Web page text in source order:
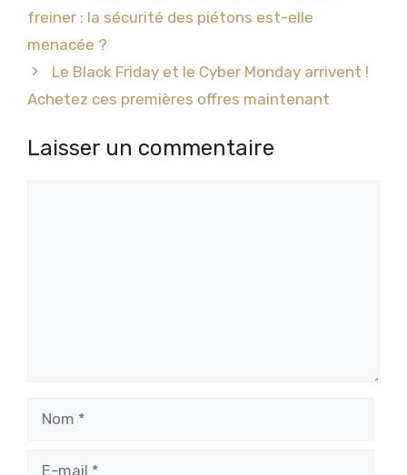
freiner : la sécurité des piétons est-elle
menacée ?
Le Black Friday et le Cyber ​​Monday arrivent !
Achetez ces premières offres maintenant
Laisser un commentaire